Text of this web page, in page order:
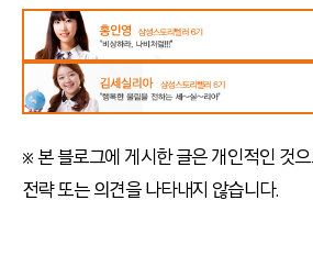
※ 본 블로그에 게시한 글은 개인적인 것
전략 또는 의견을 나타내지 않습니다.